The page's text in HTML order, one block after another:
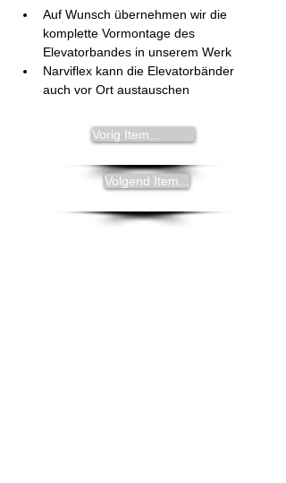
Auf Wunsch übernehmen wir die
komplette Vormontage des
Elevatorbandes in unserem Werk
Narviflex kann die Elevatorbänder
auch vor Ort austauschen
Vorig Item...
Volgend Item...